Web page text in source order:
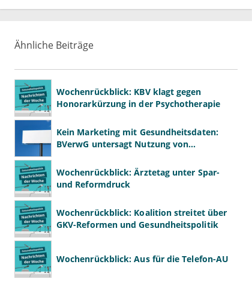
Ähnliche Beiträge
Wochenrückblick: KBV klagt gegen
Honorarkürzung in der Psychotherapie
Kein Marketing mit Gesundheitsdaten:
BVerwG untersagt Nutzung von
Wochenrückblick: Ärztetag unter Spar-
und Reformdruck
Wochenrückblick: Koalition streitet über
GKV-Reformen und Gesundheitspolitik
Wochenrückblick: Aus für die Telefon-AU